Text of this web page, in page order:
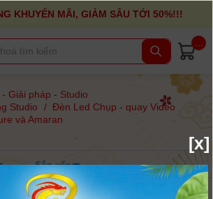
KHUYẾN MÃI, GIẢM SÂU TỚI 50%!!!
Giải pháp - Studio
Studio / Đèn Led Chụp - quay Video
và Amaran
Sắp xếp
[x]